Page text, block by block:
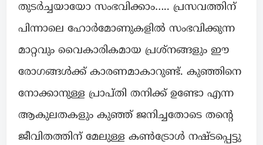
തുടര്‍ച്ചയായോ സംഭവിക്കാം….. പ്രസവത്തിന്
പിന്നാലെ ഹോര്‍മോണുകളിൽ സംഭവിക്കുന്ന
മാറ്റവും വൈകാരികമായ പ്രശ്നങ്ങളും ഈ
രോഗങ്ങള്‍ക്ക് കാരണമാകാറുണ്ട്. കുഞ്ഞിനെ
നോക്കാനുള്ള പ്രാപ്തി തനിക്ക് ഉണ്ടോ എന്ന
ആകുലതകളും കുഞ്ഞ് ജനിച്ചതോടെ തന്‍റെ
ജീവിതത്തിന് മേലുള്ള കണ്‍ട്രോള്‍ നഷ്ടപ്പെട്ടു